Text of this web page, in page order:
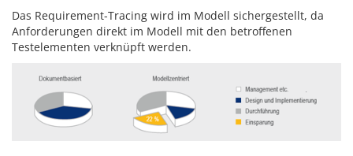
Das Requirement-Tracing wird im Modell sichergestellt, da
Anforderungen direkt im Modell mit den betroffenen
Testelementen verknüpft werden.